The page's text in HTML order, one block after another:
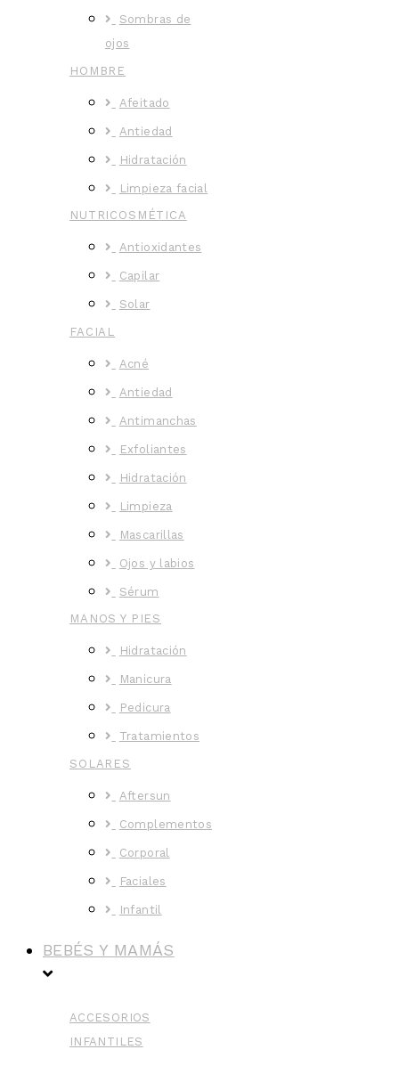
Sombras de
ojos
HOMBRE
Afeitado
Antiedad
Hidratación
Limpieza facial
NUTRICOSMÉTICA
Antioxidantes
Capilar
Solar
FACIAL
Acné
Antiedad
Antimanchas
Exfoliantes
Hidratación
Limpieza
Mascarillas
Ojos y labios
Sérum
MANOS Y PIES
Hidratación
Manicura
Pedicura
Tratamientos
SOLARES
Aftersun
Complementos
Corporal
Faciales
Infantil
BEBÉS Y MAMÁS
ACCESORIOS
INFANTILES